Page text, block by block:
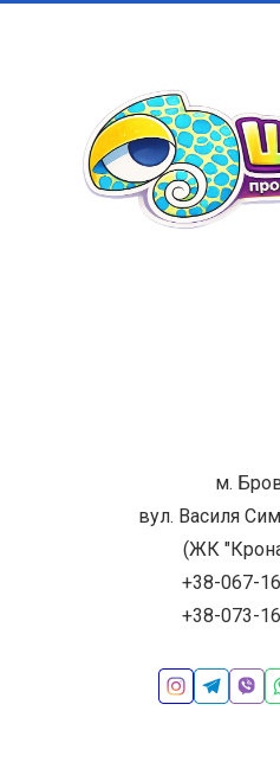
м.
вул. Василя
(ЖК
+38-067-
+38-073-